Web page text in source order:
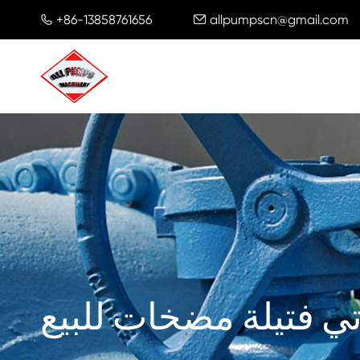
 +86-13858761656  allpumpscn@gmail.com
فتيلة مضخات للبيع